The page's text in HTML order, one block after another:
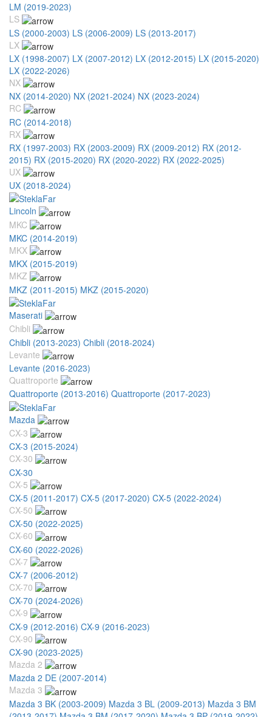
LM (2019-2023)
LS
LS (2000-2003) LS (2006-2009) LS (2013-2017)
LX
LX (1998-2007) LX (2007-2012) LX (2012-2015) LX (2015-2020)
LX (2022-2026)
NX
NX (2014-2020) NX (2021-2024) NX (2023-2024)
RC
RC (2014-2018)
RX
RX (1997-2003) RX (2003-2009) RX (2009-2012) RX (2012-
2015) RX (2015-2020) RX (2020-2022) RX (2022-2025)
UX
UX (2018-2024)
Lincoln
MKC
MKC (2014-2019)
MKX
MKX (2015-2019)
MKZ
MKZ (2011-2015) MKZ (2015-2020)
Maserati
Chibli
Chibli (2013-2023) Chibli (2018-2024)
Levante
Levante (2016-2023)
Quattroporte
Quattroporte (2013-2016) Quattroporte (2017-2023)
Mazda
CX-3
CX-3 (2015-2024)
CX-30
CX-30
CX-5
CX-5 (2011-2017) CX-5 (2017-2020) CX-5 (2022-2024)
CX-50
CX-50 (2022-2025)
CX-60
CX-60 (2022-2026)
CX-7
CX-7 (2006-2012)
CX-70
CX-70 (2024-2026)
CX-9
CX-9 (2012-2016) CX-9 (2016-2023)
CX-90
CX-90 (2023-2025)
Mazda 2
Mazda 2 DE (2007-2014)
Mazda 3
Mazda 3 BK (2003-2009) Mazda 3 BL (2009-2013) Mazda 3 BM